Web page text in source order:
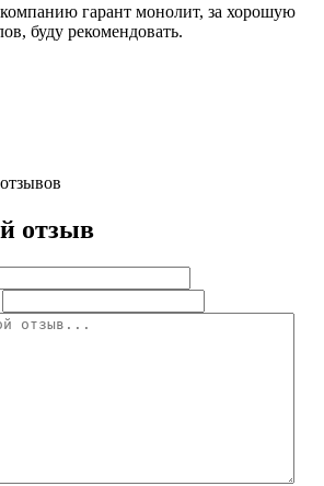
гарант монолит, за хорошую
буду рекомендовать.
отзыв